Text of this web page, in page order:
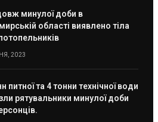
минулої доби в
області виявлено тіла
2023
питної та 4 тонни технічної води
рятувальники минулої доби